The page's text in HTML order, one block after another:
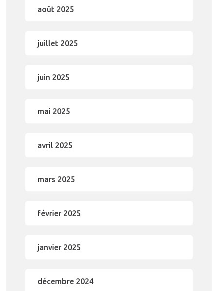
août 2025
juillet 2025
juin 2025
mai 2025
avril 2025
mars 2025
février 2025
janvier 2025
décembre 2024